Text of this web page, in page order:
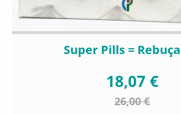
Super Pills =
18,07 €
26,00 €